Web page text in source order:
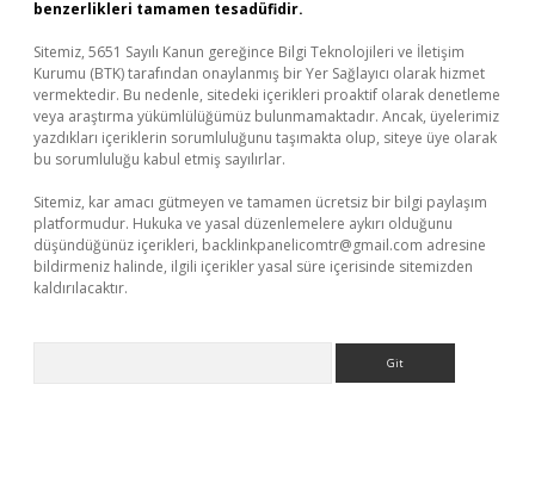
benzerlikleri tamamen tesadüfidir.
Sitemiz, 5651 Sayılı Kanun gereğince Bilgi Teknolojileri ve İletişim
Kurumu (BTK) tarafından onaylanmış bir Yer Sağlayıcı olarak hizmet
vermektedir. Bu nedenle, sitedeki içerikleri proaktif olarak denetleme
veya araştırma yükümlülüğümüz bulunmamaktadır. Ancak, üyelerimiz
yazdıkları içeriklerin sorumluluğunu taşımakta olup, siteye üye olarak
bu sorumluluğu kabul etmiş sayılırlar.
Sitemiz, kar amacı gütmeyen ve tamamen ücretsiz bir bilgi paylaşım
platformudur. Hukuka ve yasal düzenlemelere aykırı olduğunu
düşündüğünüz içerikleri, backlinkpanelicomtr@gmail.com adresine
bildirmeniz halinde, ilgili içerikler yasal süre içerisinde sitemizden
kaldırılacaktır.